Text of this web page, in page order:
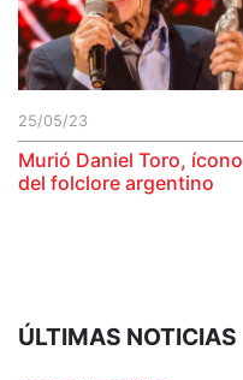
25/05/23
Murió Daniel Toro, ícono
del folclore argentino
ÚLTIMAS NOTICIAS